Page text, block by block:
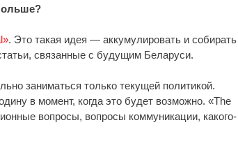
. Это такая идея — аккумулировать и собирать
связанные с будущим Беларуси.
заниматься только текущей политикой.
в момент, когда это будет возможно. «The
вопросы, вопросы коммуникации, какого-